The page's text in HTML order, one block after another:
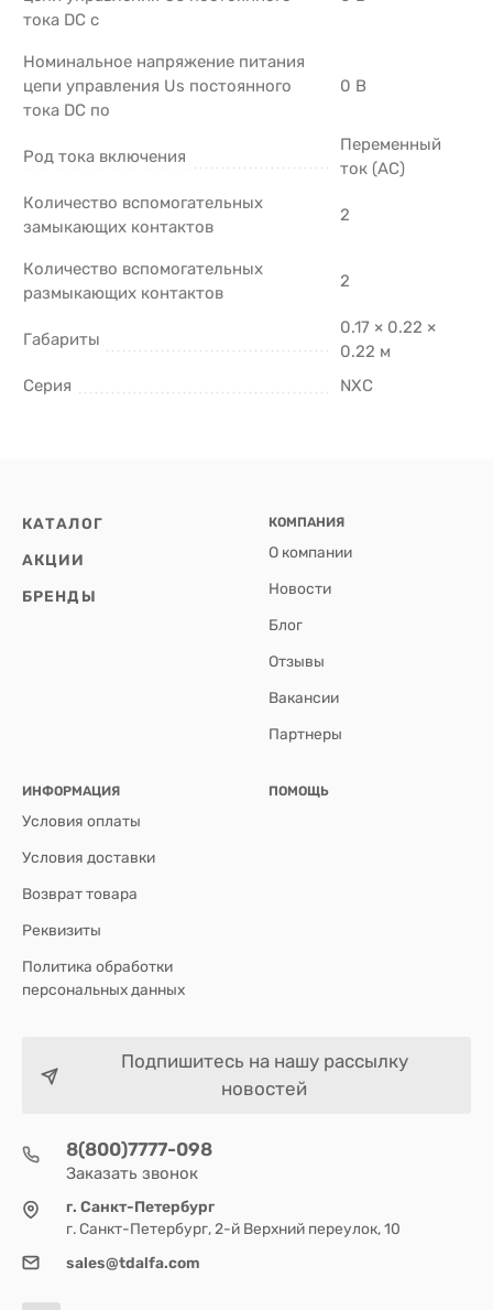
тока DC с
Номинальное напряжение питания
цепи управления Us постоянного
тока DC по
0 В
Род тока включения
Переменный
ток (AC)
Количество вспомогательных
замыкающих контактов
2
Количество вспомогательных
размыкающих контактов
2
Габариты
0.17 × 0.22 ×
0.22 м
Серия
NXC
КАТАЛОГ
АКЦИИ
БРЕНДЫ
КОМПАНИЯ
О компании
Новости
Блог
Отзывы
Вакансии
Партнеры
ИНФОРМАЦИЯ
Условия оплаты
Условия доставки
Возврат товара
Реквизиты
Политика обработки
персональных данных
ПОМОЩЬ
Подпишитесь на нашу рассылку
новостей
8(800)7777-098
Заказать звонок
г. Санкт-Петербург
г. Санкт-Петербург, 2-й Верхний переулок, 10
sales@tdalfa.com